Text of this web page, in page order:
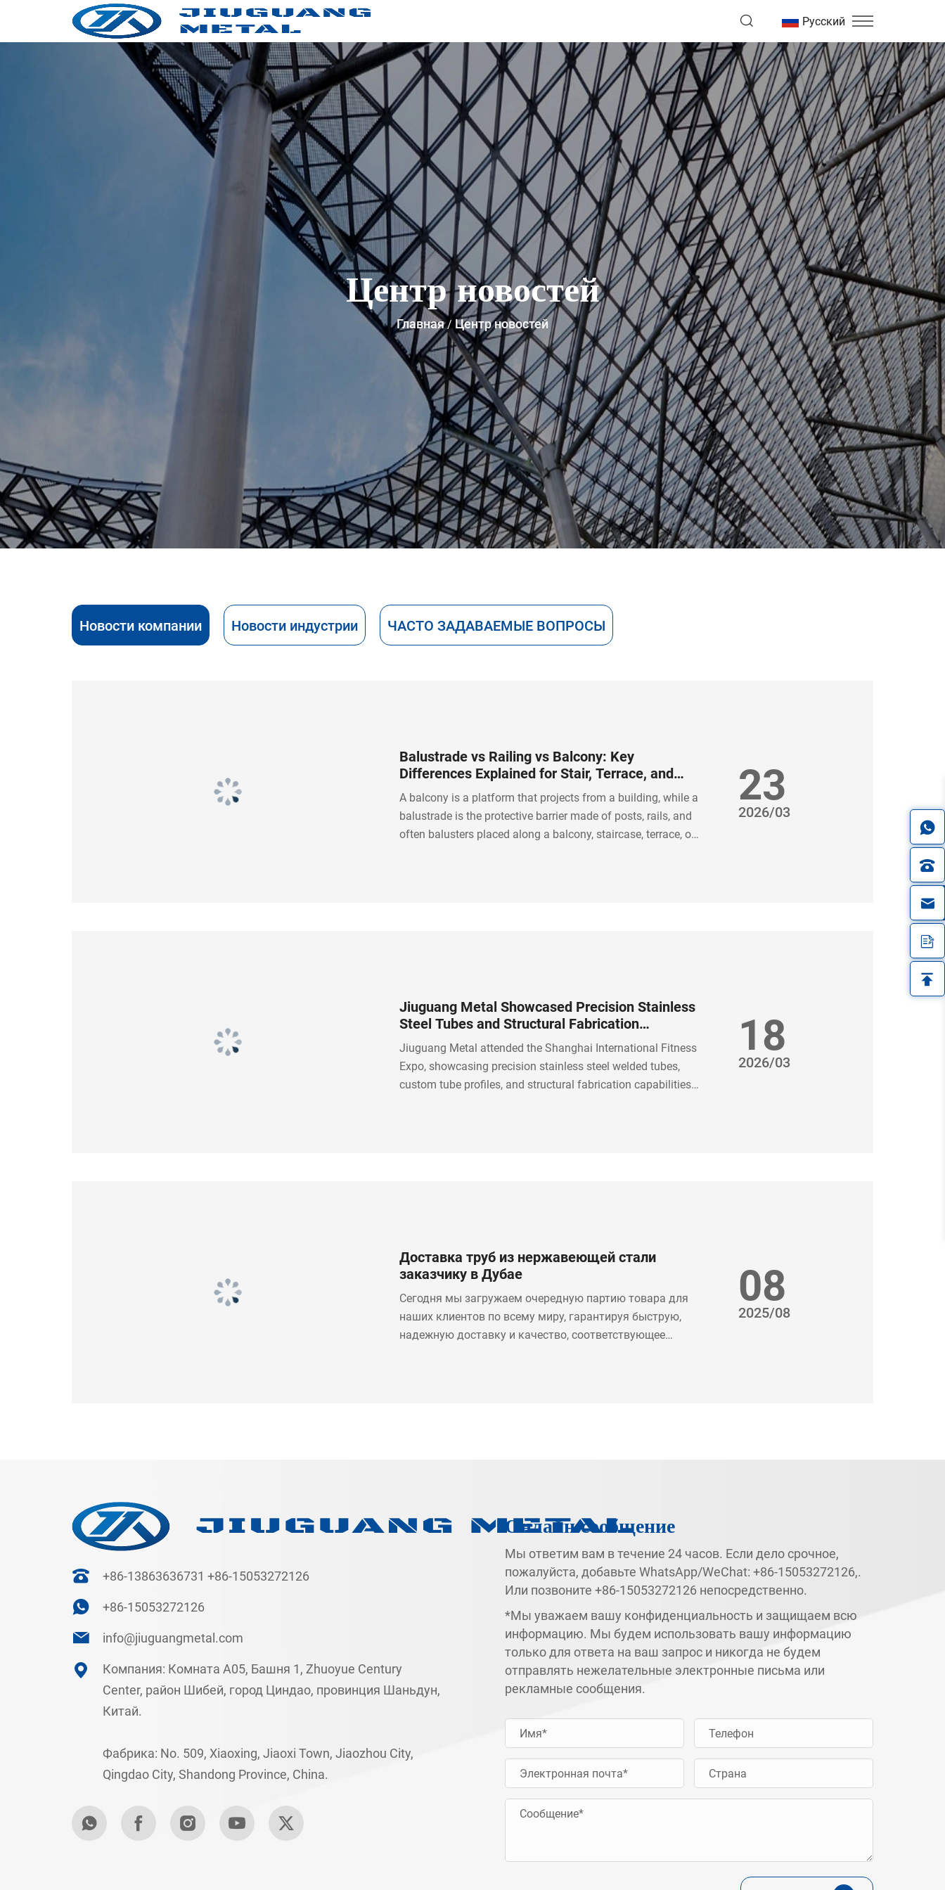
Русский
Центр новостей
Главная Центр новостей
Новости компании Новости индустрии ЧАСТО ЗАДАВАЕМЫЕ ВОПРОСЫ
Balustrade vs Railing vs Balcony: Key
Differences Explained for Stair, Terrace, and
Balcony Design
A balcony is a platform that projects from a building, while a
balustrade is the protective barrier made of posts, rails, and
often balusters placed along a balcony, staircase, terrace, or
23
2026/03
Jiuguang Metal Showcased Precision Stainless
Steel Tubes and Structural Fabrication
Capabilities at the Shanghai International
Fitness Expo
Jiuguang Metal attended the Shanghai International Fitness
Expo, showcasing precision stainless steel welded tubes,
custom tube profiles, and structural fabrication capabilities
18
2026/03
Доставка труб из нержавеющей стали
заказчику в Дубае
Сегодня мы загружаем очередную партию товара для
наших клиентов по всему миру, гарантируя быструю,
надежную доставку и качество, соответствующее
08
2025/08
+86-13863636731 +86-15053272126
+86-15053272126
info@jiuguangmetal.com
Компания: Комната A05, Башня 1, Zhuoyue Century
Center, район Шибей, город Циндао, провинция Шаньдун,
Китай.
Фабрика: No. 509, Xiaoxing, Jiaoxi Town, Jiaozhou City,
Qingdao City, Shandong Province, China.
Онлайн сообщение
Мы ответим вам в течение 24 часов. Если дело срочное,
пожалуйста, добавьте WhatsApp/WeChat: +86-15053272126,.
Или позвоните +86-15053272126непосредственно.
*Мы уважаем вашу конфиденциальность и защищаем всю
информацию. Мы будем использовать вашу информацию
только для ответа на ваш запрос и никогда не будем
отправлять нежелательные электронные письма или
рекламные сообщения.